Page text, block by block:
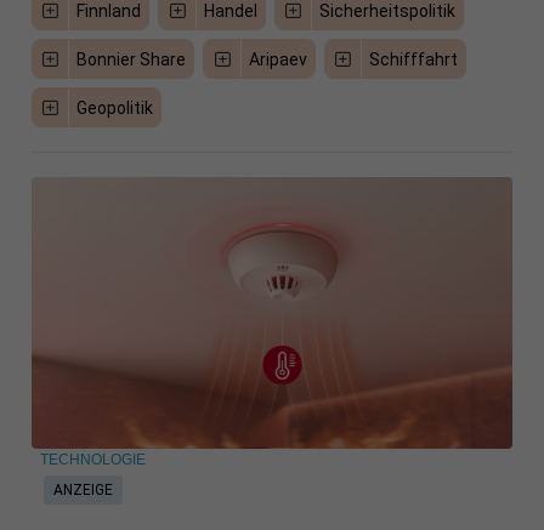
Finnland Handel Sicherheitspolitik
Bonnier Share Aripaev Schifffahrt
Geopolitik
ANZEIGE
TECHNOLOGIE